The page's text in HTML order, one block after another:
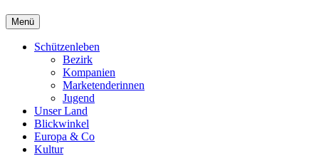
Menü
Schützenleben
Bezirk
Kompanien
Marketenderinnen
Jugend
Unser Land
Blickwinkel
Europa & Co
Kultur